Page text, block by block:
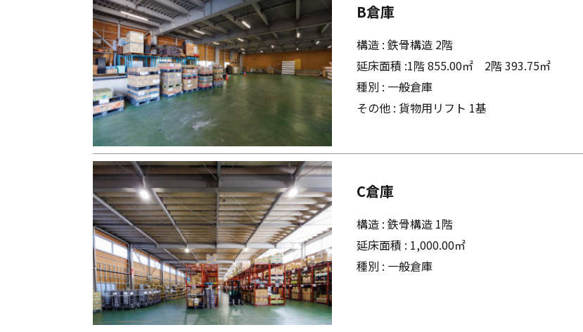
B倉庫
構造 : 鉄骨構造 2階
延床面積 :1階 855.00㎡ 2階 393.75㎡
種別 : 一般倉庫
その他 : 貨物用リフト 1基
C倉庫
構造 : 鉄骨構造 1階
延床面積 : 1,000.00㎡
種別 : 一般倉庫